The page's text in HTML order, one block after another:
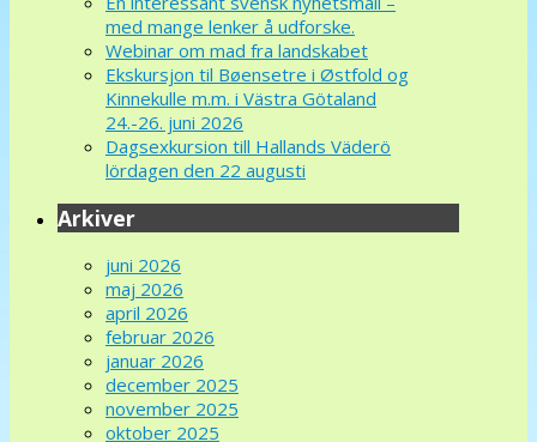
med mange lenker å udforske.
Webinar om mad fra landskabet
Ekskursjon til Bøensetre i Østfold og
Kinnekulle m.m. i Västra Götaland
24.-26. juni 2026
Dagsexkursion till Hallands Väderö
lördagen den 22 augusti
Arkiver
juni 2026
maj 2026
april 2026
februar 2026
januar 2026
december 2025
november 2025
oktober 2025